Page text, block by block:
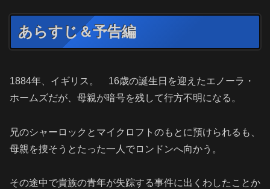
あらすじ＆予告編
1884年、イギリス。 16歳の誕生日を迎えたエノーラ・
ホームズだが、母親が暗号を残して行方不明になる。
兄のシャーロックとマイクロフトのもとに預けられるも、
母親を捜そうとたった一人でロンドンへ向かう。
その途中で貴族の青年が失踪する事件に出くわしたことか